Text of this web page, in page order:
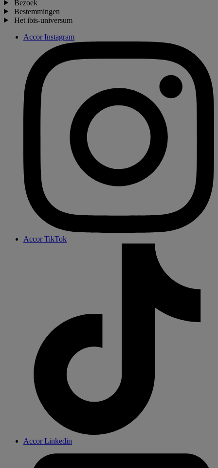
Bezoek
Bestemmingen
Het ibis-universum
Accor Instagram
Accor TikTok
Accor Linkedin